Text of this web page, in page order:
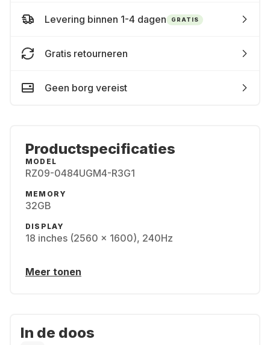
Levering binnen 1-4 dagen GRATIS
Gratis retourneren
Geen borg vereist
Productspecificaties
MODEL
RZ09-0484UGM4-R3G1
MEMORY
32GB
DISPLAY
18 inches (2560 x 1600), 240Hz
Meer tonen
In de doos